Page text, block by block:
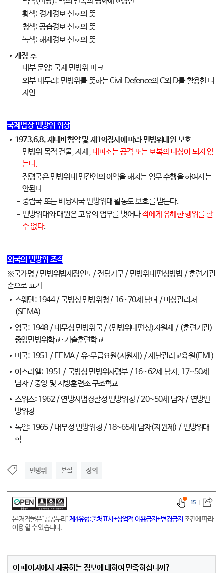
황색: 경계경보 신호의 뜻
청색: 공습경보 신호의 뜻
녹색: 해제경보 신호의 뜻
개정 후
내부 문양: 국제 민방위 마크
외부 테두리: 민방위를 뜻하는 Civil Defence의 C와 D를 활용한 디
자인
국제법상 민방위 위상
1973.6.8. 제네바협약 및 제1의정서에 따라 민방위대원 보호
민방위 목적 건물, 자재, 대피소는 공격 또는 보복의 대상이 되지 않
는다.
점령국은 민방위대 민간인의 이익을 해치는 임무 수행을 하여서는
안된다.
중립국 또는 비당사국 민방위대 활동도 보호를 받는다.
민방위대와 대원은 고유의 업무를 벗어나적에게 유해한 행위를 할
수 없다.
외국의 민방위 조직
※국가명 / 민방위법제정연도/ 전담기구 / 민방위대편성방법 / 훈련기관
순으로 표기
스웨덴: 1944 / 국방성 민방위청 / 16~70세 남녀 / 비상관리처
(SEMA)
영국: 1948 / 내무성 민방위국 / (민방위대편성)지원제 / (훈련기관)
중앙민방위학교·기술훈련학교
미국: 1951 / FEMA / 유·무급요원(지원제) / 재난관리교육원(EMI)
이스라엘: 1951 / 국방성 민방위사령부 / 16~62세 남자, 17~50세
남자 / 중앙 및 지방훈련소 구조학교
스위스: 1962 / 연방사법경찰성 민방위청 / 20~50세 남자 / 연방민
방위청
독일: 1965 / 내무성 민방위청 / 18~65세 남자(지원제) / 민방위대
학
민방위 본질 정의
본 저작물은 "공공누리"제4유형:출처표시+상업적 이용금지+변경금지 조건에 따라
이용 할 수 있습니다.
15
이 페이지에서 제공하는 정보에 대하여 만족하십니까?